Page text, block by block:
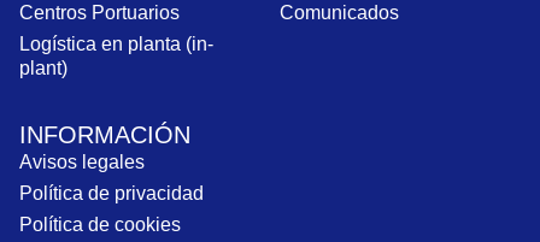
Centros Portuarios
Logística en planta (in-
plant)
Comunicados
INFORMACIÓN
Avisos legales
Política de privacidad
Política de cookies